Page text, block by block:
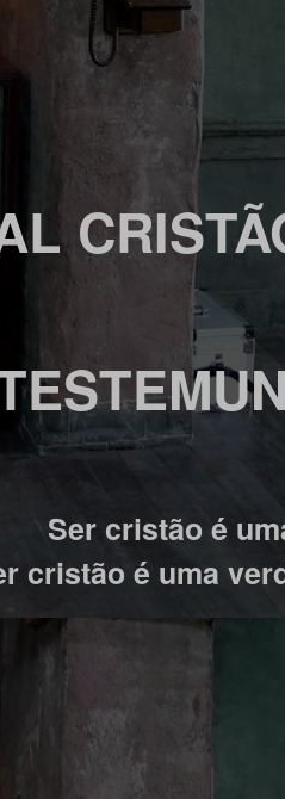
Ser cristão é
cristão é uma